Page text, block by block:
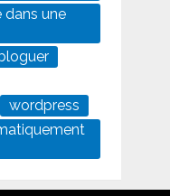
dans une
wordpress